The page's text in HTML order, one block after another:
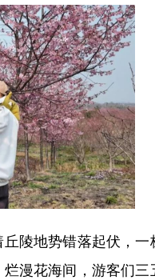
地势错落起伏，一
漫花海间，游客们